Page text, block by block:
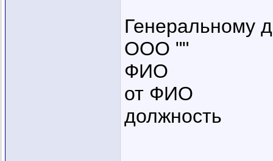
Генеральному
ООО ""
ФИО
от ФИО
должность